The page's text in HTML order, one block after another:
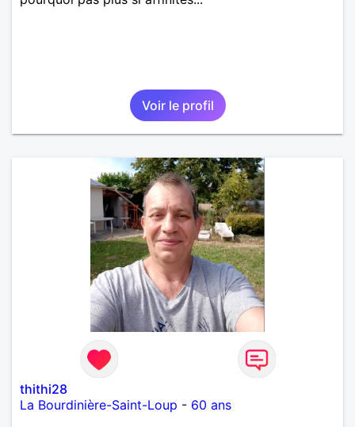
Voir le profil
thithi28
La Bourdinière-Saint-Loup - 60 ans